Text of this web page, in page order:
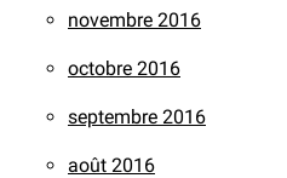
novembre 2016
octobre 2016
septembre 2016
août 2016